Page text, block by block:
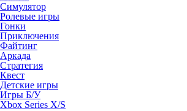
Симулятор
Ролевые игры
Гонки
Приключения
Файтинг
Аркада
Стратегия
Квест
Детские игры
Игры Б/У
Xbox Series X/S